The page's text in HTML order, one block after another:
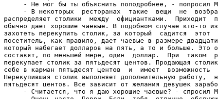
- Не мог бы ты объяснить поподробнее, - попросил
- В некоторых  ресторанах  такие  вещи  не
распределяет столики  между  официантками.  Приходит
обычно дает хорошие чаевые. В подобном случае кто-то
захотеть перекупить столик, за который  садится  этот
посетитель, как правило, дает чаевые в размере
который набегает долларов на пять, а то и больше. Это
составят, по меньшей мере, один  доллар.  При  таком
перекупает столик за пятьдесят центов. Продающая
себе в карман пятьдесят центов  и  имеет  возможность
Перекупившая столик выполняет дополнительную работу,
пятьдесят центов. Все зависит от желания девушек
- Считается, что я даю хорошие чаевые? - спросил